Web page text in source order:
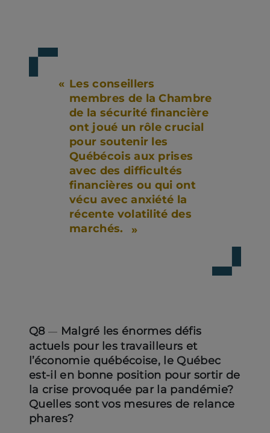
Les conseillers
membres de la Chambre
de la sécurité financière
ont joué un rôle crucial
pour soutenir les
Québécois aux prises
avec des difficultés
financières ou qui ont
vécu avec anxiété la
récente volatilité des
marchés.
Q8 — Malgré les énormes défis
actuels pour les travailleurs et
l’économie québécoise, le Québec
est-il en bonne position pour sortir de
la crise provoquée par la pandémie?
Quelles sont vos mesures de relance
phares?